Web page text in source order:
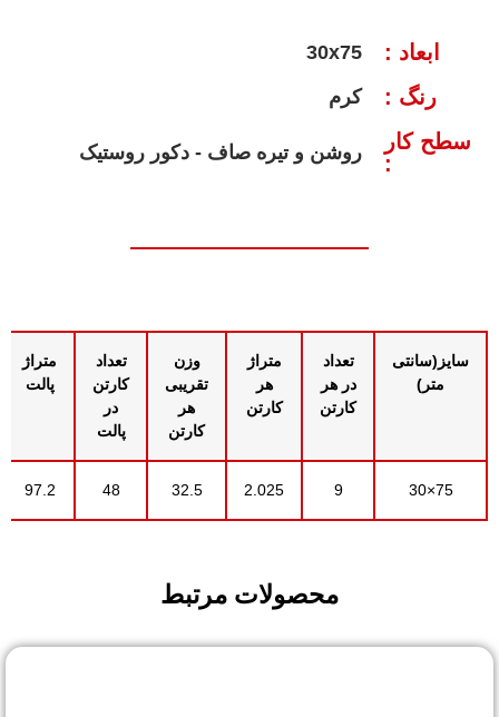
ابعاد : 30x75
رنگ : کرم
سطح کار
روشن و تیره صاف - دکور روستیک
سایز(سانتی
متر)
تعداد
در هر
کارتن
متراژ
هر
کارتن
وزن
تقریبی
هر
کارتن
تعداد
کارتن
در
پالت
متراژ
پالت
75×30
9
2.025
32.5
48
97.2
محصولات مرتبط